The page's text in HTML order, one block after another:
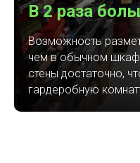
В 2 раза
Возможность
чем в обычном
стены достаточно,
гардеробную